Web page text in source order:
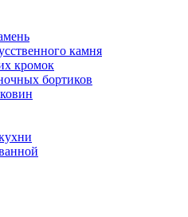
камня
кромок
бортиков